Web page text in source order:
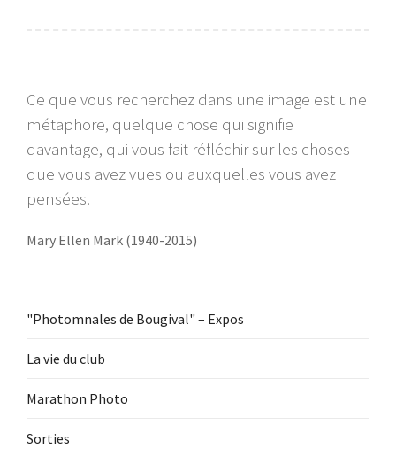
Ce que vous recherchez dans une image est une
métaphore, quelque chose qui signifie
davantage, qui vous fait réfléchir sur les choses
que vous avez vues ou auxquelles vous avez
pensées.
Mary Ellen Mark (1940-2015)
"Photomnales de Bougival" – Expos
La vie du club
Marathon Photo
Sorties